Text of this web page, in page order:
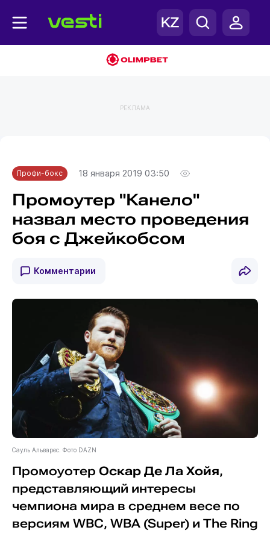
РЕКЛАМА
Профи-бокс 18 января 2019 03:50
Промоутер "Канело"
назвал место проведения
боя с Джейкобсом
Комментарии
Сауль Альварес. Фото DAZN
Промоуотер Оскар Де Ла Хойя,
представляющий интересы
чемпиона мира в среднем весе по
версиям WBC, WBA (Super) и The Ring